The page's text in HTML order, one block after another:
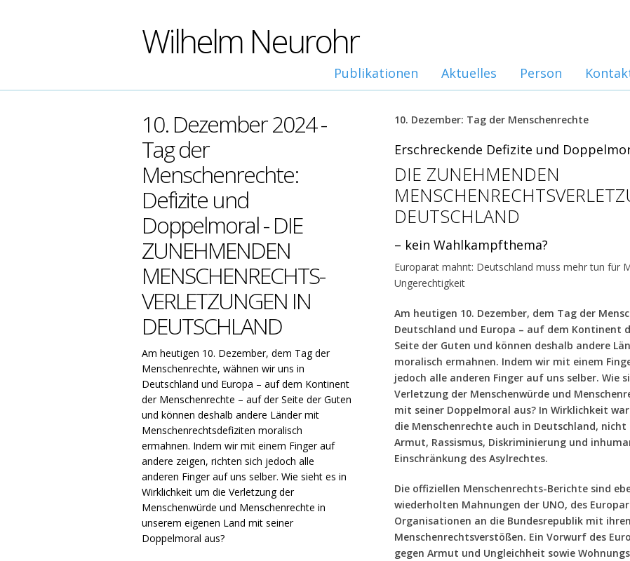
Wilhelm Neurohr
Publikationen Aktuelles Person
10. Dezember 2024 -
Tag der
Menschenrechte:
Defizite und
Doppelmoral - DIE
ZUNEHMENDEN
MENSCHENRECHTS-
VERLETZUNGEN IN
DEUTSCHLAND
Am heutigen 10. Dezember, dem Tag der
Menschenrechte, wähnen wir uns in
Deutschland und Europa – auf dem Kontinent
der Menschenrechte – auf der Seite der Guten
und können deshalb andere Länder mit
Menschenrechtsdefiziten moralisch
ermahnen. Indem wir mit einem Finger auf
andere zeigen, richten sich jedoch alle
anderen Finger auf uns selber. Wie sieht es in
Wirklichkeit um die Verletzung der
Menschenwürde und Menschenrechte in
unserem eigenen Land mit seiner
Doppelmoral aus?
10. Dezember: Tag der Menschenrechte
Erschreckende Defizite und
DIE ZUNEHMENDEN
DEUTSCHLAND
– kein Wahlkampfthema?
Europarat mahnt: Deutschland muss mehr tun für
Ungerechtigkeit
Am heutigen 10. Dezember, dem Tag der
Deutschland und Europa – auf dem Kontinent
Seite der Guten und können deshalb andere
moralisch ermahnen. Indem wir mit einem
jedoch alle anderen Finger auf uns selber. Wie
Verletzung der Menschenwürde und
mit seiner Doppelmoral aus? In Wirklichkeit
die Menschenrechte auch in Deutschland,
Armut, Rassismus, Diskriminierung und
Einschränkung des Asylrechtes.
Die offiziellen Menschenrechts-Berichte sind
wiederholten Mahnungen der UNO, des
Organisationen an die Bundesrepublik mit
Menschenrechtsverstößen. Ein Vorwurf des
gegen Armut und Ungleichheit sowie